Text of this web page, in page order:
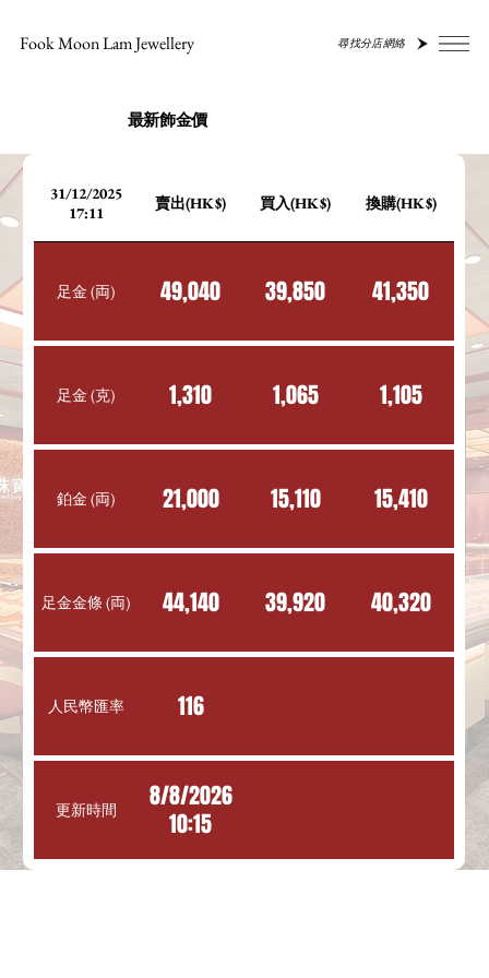
Fook Moon Lam Jewellery 尋找分店網絡
最新飾金價
31/12/2025
17:11
賣出(HK$) 買入(HK$) 換購(HK$)
足金 (両) 49,040 39,850 41,350
足金 (克) 1,310 1,065 1,105
鉑金 (両) 21,000 15,110 15,410
足金金條 (両) 44,140 39,920 40,320
人民幣匯率 116
更新時間
8/8/2026
10:15